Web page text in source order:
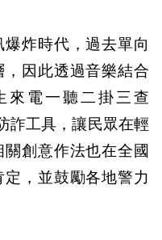
炸時代，過去單向
因此透過音樂結合
來電一聽二掛三查
詐工具，讓民眾在輕
創意作法也在全國
，並鼓勵各地警力